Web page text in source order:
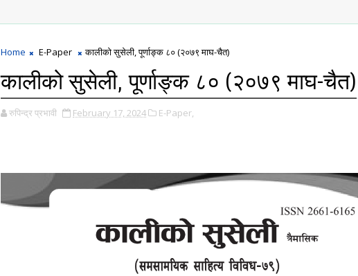
Home E-Paper कालीको सुसेली, पूर्णाङ्क ८० (२०७९ माघ-चैत)
कालीको सुसेली, पूर्णाङ्क ८० (२०७९ माघ-चैत)
रुपिन्द्र प्रभावी February 17, 2024 E-Paper,